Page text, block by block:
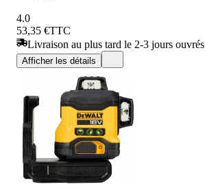
4.0
53,35 €TTC
Livraison au plus tard le 2-3 jours ouvrés
Afficher les détails